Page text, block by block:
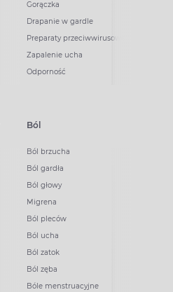
Gorączka
Drapanie w gardle
Preparaty przeciwwirusowe
Zapalenie ucha
Odporność
Ból
Ból brzucha
Ból gardła
Ból głowy
Migrena
Ból pleców
Ból ucha
Ból zatok
Ból zęba
Bóle menstruacyjne